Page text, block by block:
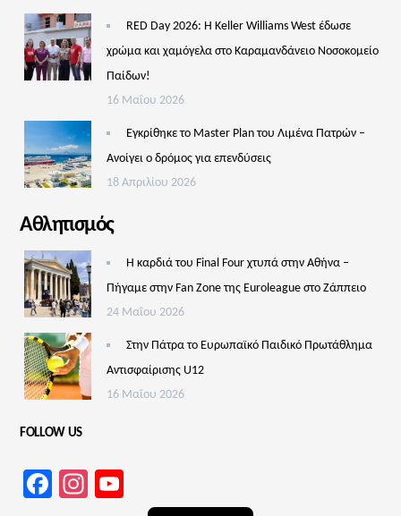
RED Day 2026: Η Keller Williams West έδωσε
χρώμα και χαμόγελα στο Καραμανδάνειο Νοσοκομείο
Παίδων!
16 Μαΐου 2026
Εγκρίθηκε το Master Plan του Λιμένα Πατρών –
Aνοίγει ο δρόμος για επενδύσεις
18 Απριλίου 2026
Αθλητισμός
Η καρδιά του Final Four χτυπά στην Αθήνα –
Πήγαμε στην Fan Zone της Euroleague στο Ζάππειο
24 Μαΐου 2026
Στην Πάτρα το Ευρωπαϊκό Παιδικό Πρωτάθλημα
Αντισφαίρισης U12
16 Μαΐου 2026
FOLLOW US
Facebook
Instagram